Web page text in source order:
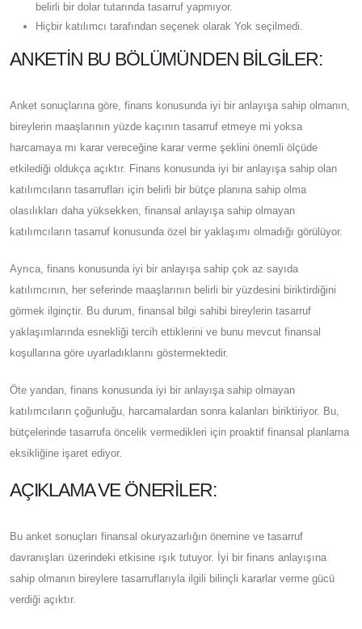
belirli bir dolar tutarında tasarruf yapmıyor.
Hiçbir katılımcı tarafından seçenek olarak Yok seçilmedi.
ANKETIN BU BÖLÜMÜNDEN BILGILER:
Anket sonuçlarına göre, finans konusunda iyi bir anlayışa sahip olmanın,
bireylerin maaşlarının yüzde kaçının tasarruf etmeye mi yoksa
harcamaya mı karar vereceğine karar verme şeklini önemli ölçüde
etkilediği oldukça açıktır. Finans konusunda iyi bir anlayışa sahip olan
katılımcıların tasarrufları için belirli bir bütçe planına sahip olma
olasılıkları daha yüksekken, finansal anlayışa sahip olmayan
katılımcıların tasarruf konusunda özel bir yaklaşımı olmadığı görülüyor.
Ayrıca, finans konusunda iyi bir anlayışa sahip çok az sayıda
katılımcının, her seferinde maaşlarının belirli bir yüzdesini biriktirdiğini
görmek ilginçtir. Bu durum, finansal bilgi sahibi bireylerin tasarruf
yaklaşımlarında esnekliği tercih ettiklerini ve bunu mevcut finansal
koşullarına göre uyarladıklarını göstermektedir.
Öte yandan, finans konusunda iyi bir anlayışa sahip olmayan
katılımcıların çoğunluğu, harcamalardan sonra kalanları biriktiriyor. Bu,
bütçelerinde tasarrufa öncelik vermedikleri için proaktif finansal planlama
eksikliğine işaret ediyor.
AÇIKLAMA VE ÖNERILER:
Bu anket sonuçları finansal okuryazarlığın önemine ve tasarruf
davranışları üzerindeki etkisine ışık tutuyor. İyi bir finans anlayışına
sahip olmanın bireylere tasarruflarıyla ilgili bilinçli kararlar verme gücü
verdiği açıktır.